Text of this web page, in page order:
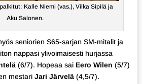
Kalle Niemi (vas.), Vilka Sipilä ja
Aku Salonen.
seniorien S65-sarjan SM-mitalit ja
nappasi ylivoimaisesti hurjassa
(6/7). Hopeaa sai Eero Wilen (5/7)
mestari Jari Järvelä(4,5/7).